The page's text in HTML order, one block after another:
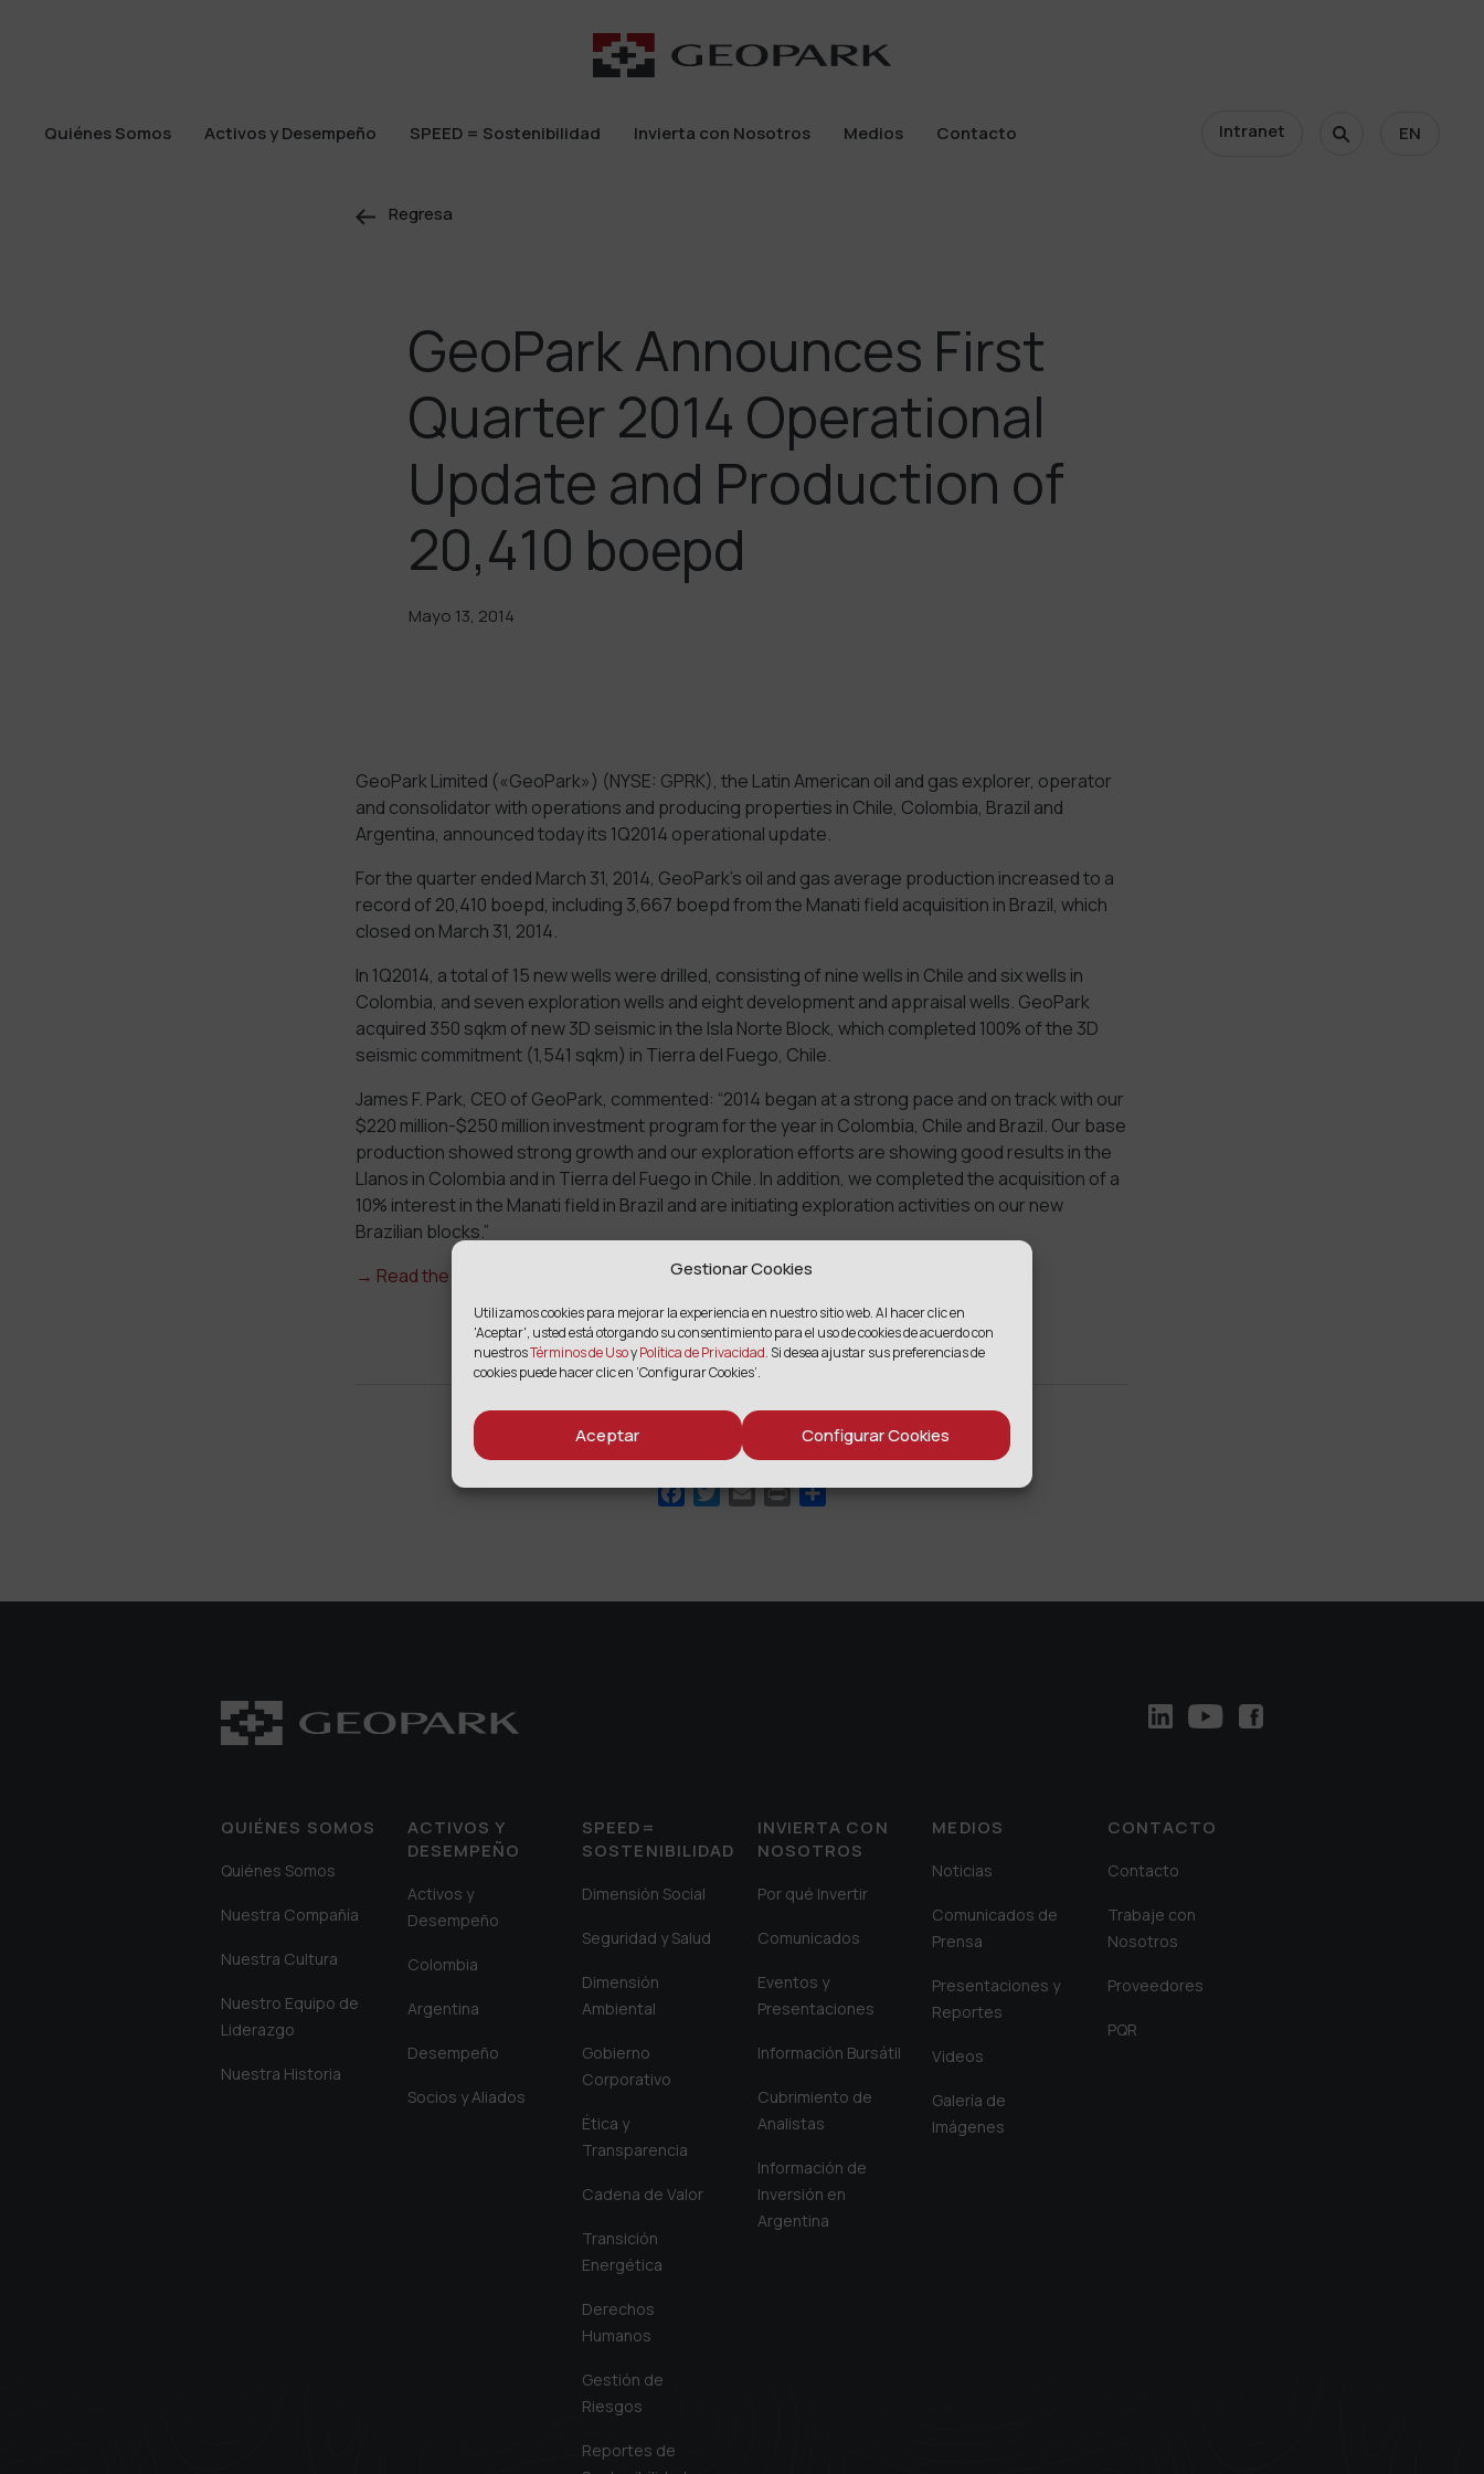
Gestionar Cookies
Utilizamos cookies para mejorar la experiencia en nuestro sitio web. Al hacer clic en
'Aceptar', usted está otorgando su consentimiento para el uso de cookies de acuerdo con
nuestrosTérminos de UsoyPolítica de Privacidad.Si desea ajustar sus preferencias de
cookies puede hacer clic en ‘Configurar Cookies’.
Aceptar Configurar Cookies
Quiénes Somos
Activos y Desempeño
SPEED = Sostenibilidad
Invierta con Nosotros
Medios
Contacto
Intranet EN
Regresa
GeoPark Announces First
Quarter 2014 Operational
Update and Production of
20,410 boepd
Mayo 13, 2014
GeoPark Limited («GeoPark») (NYSE: GPRK), the Latin American oil and gas explorer, operator
and consolidator with operations and producing properties in Chile, Colombia, Brazil and
Argentina, announced today its 1Q2014 operational update.
For the quarter ended March 31, 2014, GeoPark’s oil and gas average production increased to a
record of 20,410 boepd, including 3,667 boepd from the Manati field acquisition in Brazil, which
closed on March 31, 2014.
In 1Q2014, a total of 15 new wells were drilled, consisting of nine wells in Chile and six wells in
Colombia, and seven exploration wells and eight development and appraisal wells. GeoPark
acquired 350 sqkm of new 3D seismic in the Isla Norte Block, which completed 100% of the 3D
seismic commitment (1,541 sqkm) in Tierra del Fuego, Chile.
James F. Park, CEO of GeoPark, commented: “2014 began at a strong pace and on track with our
$220 million-$250 million investment program for the year in Colombia, Chile and Brazil. Our base
production showed strong growth and our exploration efforts are showing good results in the
Llanos in Colombia and in Tierra del Fuego in Chile. In addition, we completed the acquisition of a
10% interest in the Manati field in Brazil and are initiating exploration activities on our new
Brazilian blocks.”
→ Read the full press release.
COMPARTIR
Facebook
Twitter
EmailPrintCompartir
QUIÉNES SOMOS
Quiénes Somos
Nuestra Compañía
Nuestra Cultura
Nuestro Equipo de
Liderazgo
Nuestra Historia
ACTIVOS Y
DESEMPEÑO
Activos y
Desempeño
Colombia
Argentina
Desempeño
Socios y Aliados
SPEED=
SOSTENIBILIDAD
Dimensión Social
Seguridad y Salud
Dimensión
Ambiental
Gobierno
Corporativo
Ética y
Transparencia
Cadena de Valor
Transición
Energética
Derechos
Humanos
Gestión de
Riesgos
Reportes de
INVIERTA CON
NOSOTROS
Por qué Invertir
Comunicados
Eventos y
Presentaciones
Información Bursátil
Cubrimiento de
Analistas
Información de
Inversión en
Argentina
MEDIOS
Noticias
Comunicados de
Prensa
Presentaciones y
Reportes
Videos
Galería de
Imágenes
CONTACTO
Contacto
Trabaje con
Nosotros
Proveedores
PQR